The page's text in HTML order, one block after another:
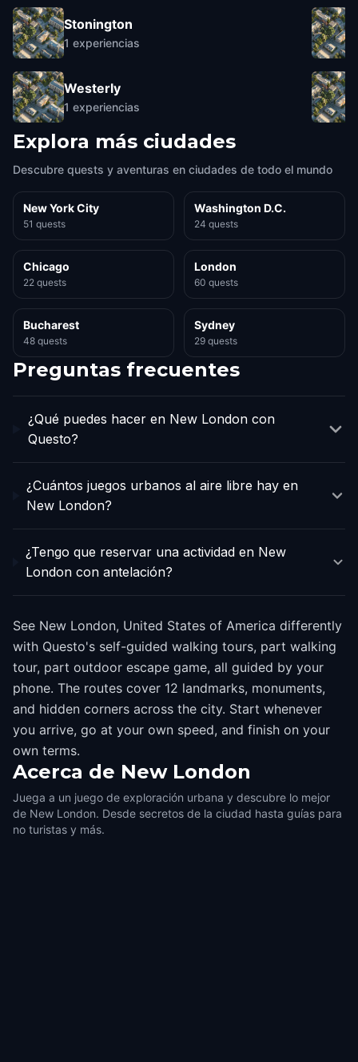
Stonington
1 experiencias
Westerly
1 experiencias
Explora más ciudades
Descubre quests y aventuras en ciudades de todo el mundo
New York City
51 quests
Washington D.C.
24 quests
Chicago
22 quests
London
60 quests
Bucharest
48 quests
Sydney
29 quests
Preguntas frecuentes
¿Qué puedes hacer en New London con
Questo?
¿Cuántos juegos urbanos al aire libre hay en
New London?
¿Tengo que reservar una actividad en New
London con antelación?
See New London, United States of America differently
with Questo's self-guided walking tours, part walking
tour, part outdoor escape game, all guided by your
phone. The routes cover 12 landmarks, monuments,
and hidden corners across the city. Start whenever
you arrive, go at your own speed, and finish on your
own terms.
Acerca de New London
Juega a un juego de exploración urbana y descubre lo mejor
de New London. Desde secretos de la ciudad hasta guías para
no turistas y más.